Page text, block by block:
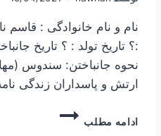
نام و نام خانوادگی : قاسم
نحوه جانباختن: سندوس
ارتش و پاسداران زندگی
ادامه مطلب
قاسم